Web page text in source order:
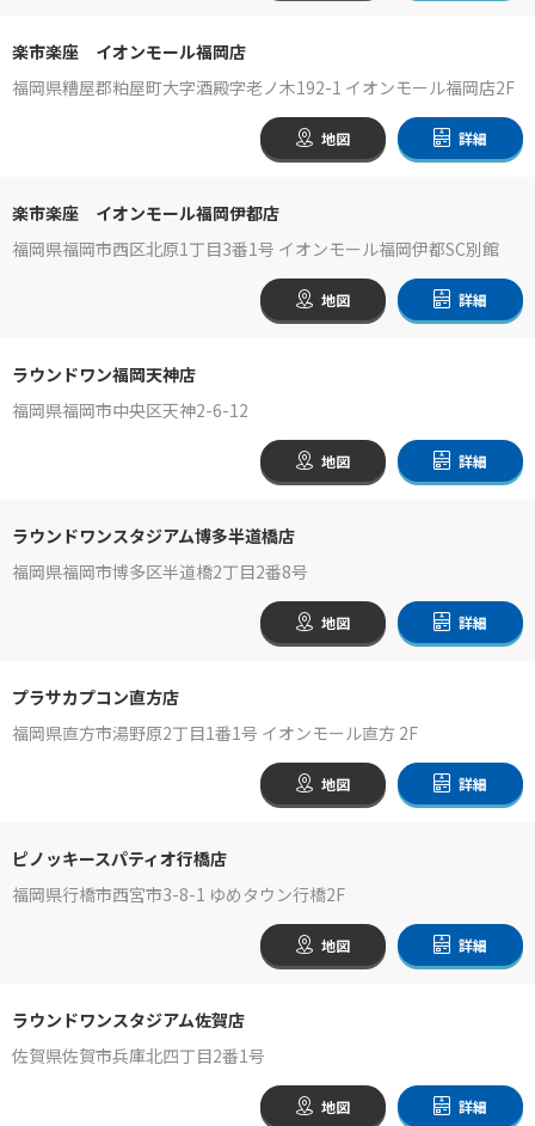
楽市楽座 イオンモール福岡店
福岡県糟屋郡粕屋町大字酒殿字老ノ木192-1 イオンモール福岡店2F
地図 詳細
楽市楽座 イオンモール福岡伊都店
福岡県福岡市西区北原1丁目3番1号 イオンモール福岡伊都SC別館
地図 詳細
ラウンドワン福岡天神店
福岡県福岡市中央区天神2-6-12
地図 詳細
ラウンドワンスタジアム博多半道橋店
福岡県福岡市博多区半道橋2丁目2番8号
地図 詳細
プラサカプコン直方店
福岡県直方市湯野原2丁目1番1号 イオンモール直方 2F
地図 詳細
ピノッキースパティオ行橋店
福岡県行橋市西宮市3-8-1 ゆめタウン行橋2F
地図 詳細
ラウンドワンスタジアム佐賀店
佐賀県佐賀市兵庫北四丁目2番1号
地図 詳細